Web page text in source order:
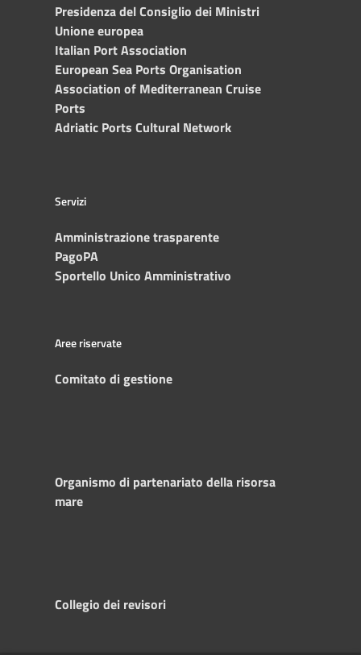
Presidenza del Consiglio dei Ministri
Unione europea
Italian Port Association
European Sea Ports Organisation
Association of Mediterranean Cruise
Ports
Adriatic Ports Cultural Network
Servizi
Amministrazione trasparente
PagoPA
Sportello Unico Amministrativo
Aree riservate
Comitato di gestione
Organismo di partenariato della risorsa
mare
Collegio dei revisori